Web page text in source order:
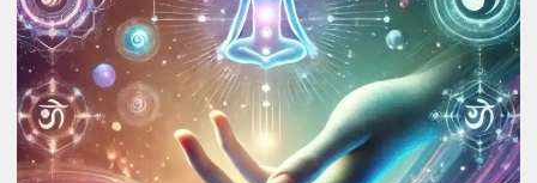
FORMAÇÃO EM CURA ENERGÉTICA
MEDITAÇAO
PRANA ANGOLA
PRANIC HEALING ANGOLA
PRANIC HEALING TRAINING
SAÚDE HOLÍSTICA
SAÚDE INTEGRATIVA
TERAPIA ALTERNATIVA
WORKSHOP HOLÍSTICO